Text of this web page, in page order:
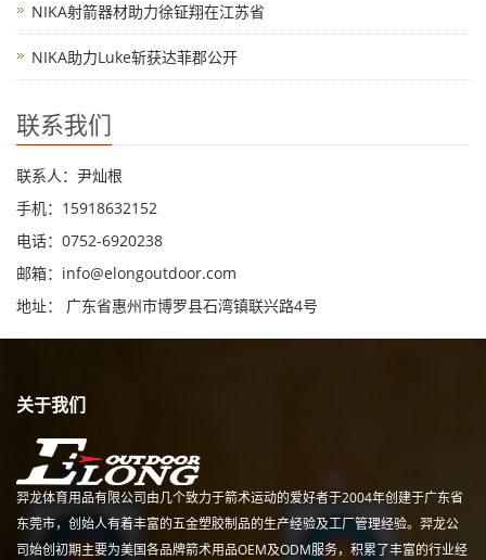
NIKA射箭器材助力徐钲翔在江苏省
NIKA助力Luke斩获达菲郡公开
联系我们
联系人：尹灿根
手机：15918632152
电话：0752-6920238
邮箱： info@elongoutdoor.com
地址： 广东省惠州市博罗县石湾镇联兴路4号
关于我们
羿龙体育用品有限公司由几个致力于箭术运动的爱好者于2004年创建于广东省
东莞市，创始人有着丰富的五金塑胶制品的生产经验及工厂管理经验。羿龙公
司始创初期主要为美国各品牌箭术用品OEM及ODM服务，积累了丰富的行业经